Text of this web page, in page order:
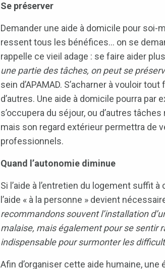
Se préserver
Demander une aide à domicile pour soi-
ressent tous les bénéfices… on se
rappelle ce vieil adage : se faire aider
une partie des tâches, on peut se
sein d’APAMAD. S’acharner à vouloir
d’autres. Une aide à domicile pourra
s’occupera du séjour, ou d’autres
mais son regard extérieur permettra de
professionnels.
Quand l’autonomie diminue
Si l’aide à l’entretien du logement suffit
l’aide « à la personne » devient
recommandons souvent l’installation
malaise, mais également pour se sentir
indispensable pour surmonter les
Afin d’organiser cette aide humaine,